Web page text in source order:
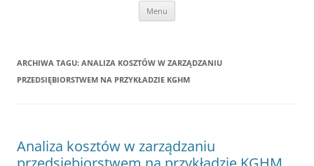
Menu
ARCHIWA TAGU: ANALIZA KOSZTÓW W ZARZĄDZANIU
PRZEDSIĘBIORSTWEM NA PRZYKŁADZIE KGHM
Analiza kosztów w zarządzaniu